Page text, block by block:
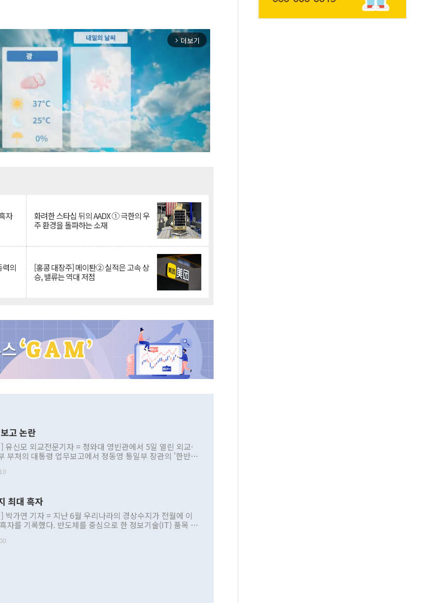
arrow_forward_ios 더보기
자 화려한 스타십 뒤의 AADX ① 극한의 우
주 환경을 돌파하는 소재
의 [홍콩 대장주] 메이퇀② 실적은 고속 상
승, 밸류는 역대 저점
고 논란
유신모 외교전문기자 = 청와대 영빈관에서 5일 열린 외교·
부처의 대통령 업무보고에서 정동영 통일부 장관의 '한반도
부 내 조율을 거치지 않은 사안을 정책으로 추진하겠다고 공
근거한 비현실적 구상'이라는 비판을 내놨다. 그동안 정 장
관련 발언이 물의를 빚은 적은 여러 번 있지만 대통령과 유
공개적으로 부정적 입장을 표명한 것은 이례적이다. 정 장
북 접근법과 월권을 제어해야 한다는 목소리도 높아지고 있
최대 흑자
박가연 기자 = 지난 6월 우리나라의 경상수지가 전월에 이
자를 기록했다. 반도체를 중심으로 한 정보기술(IT) 품목 수
르